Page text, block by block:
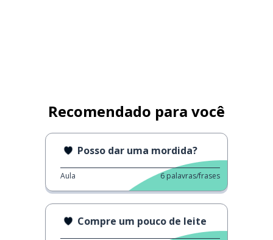
Recomendado para você
Posso dar uma mordida?
Aula 6 palavras/frases
Compre um pouco de leite